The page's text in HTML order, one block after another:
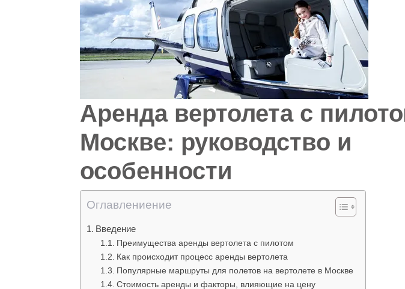
Аренда вертолета с
Москве: руководство и
особенности
Оглавлениение
Введение
Преимущества аренды вертолета с пилотом
Как происходит процесс аренды вертолета
Популярные маршруты для полетов на вертолете в Москве
Стоимость аренды и факторы, влияющие на цену